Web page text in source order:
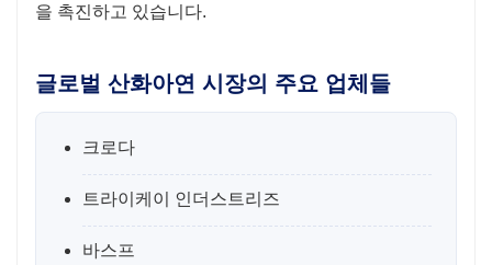
을 촉진하고 있습니다.
글로벌 산화아연 시장의 주요 업체들
크로다
트라이케이 인더스트리즈
바스프